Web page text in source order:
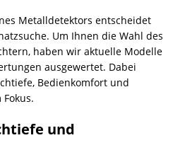
Metalldetektors entscheidet
Um Ihnen die Wahl des
haben wir aktuelle Modelle
ausgewertet. Dabei
Bedienkomfort und
und